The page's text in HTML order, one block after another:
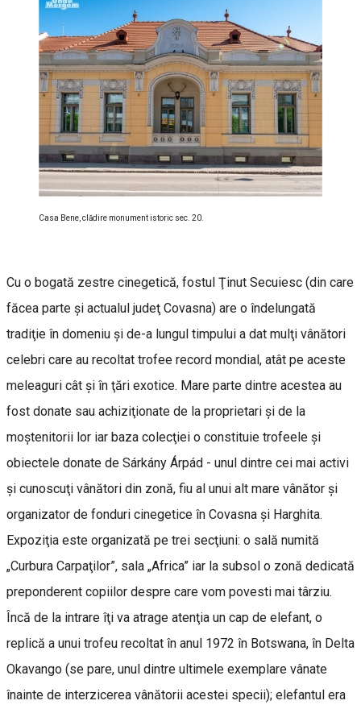
Casa Bene, clădire monument istoric sec. 20.
Cu o bogată zestre cinegetică, fostul Ţinut Secuiesc (din care
făcea parte şi actualul judeţ Covasna) are o îndelungată
tradiţie în domeniu şi de-a lungul timpului a dat mulţi vânători
celebri care au recoltat trofee record mondial, atât pe aceste
meleaguri cât şi în ţări exotice. Mare parte dintre acestea au
fost donate sau achiziţionate de la proprietari şi de la
moştenitorii lor iar baza colecţiei o constituie trofeele şi
obiectele donate de Sárkány Árpád - unul dintre cei mai activi
şi cunoscuţi vânători din zonă, fiu al unui alt mare vânător şi
organizator de fonduri cinegetice în Covasna şi Harghita.
Expoziţia este organizată pe trei secţiuni: o sală numită
„Curbura Carpaţilor”, sala „Africa” iar la subsol o zonă dedicată
preponderent copiilor despre care vom povesti mai târziu.
Încă de la intrare îţi va atrage atenţia un cap de elefant, o
replică a unui trofeu recoltat în anul 1972 în Botswana, în Delta
Okavango (se pare, unul dintre ultimele exemplare vânate
înainte de interzicerea vânătorii acestei specii); elefantul era